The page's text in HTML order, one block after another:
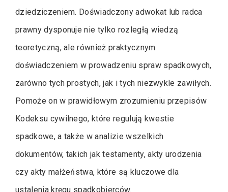
dziedziczeniem. Doświadczony adwokat lub radca
prawny dysponuje nie tylko rozległą wiedzą
teoretyczną, ale również praktycznym
doświadczeniem w prowadzeniu spraw spadkowych,
zarówno tych prostych, jak i tych niezwykle zawiłych.
Pomoże on w prawidłowym zrozumieniu przepisów
Kodeksu cywilnego, które regulują kwestie
spadkowe, a także w analizie wszelkich
dokumentów, takich jak testamenty, akty urodzenia
czy akty małżeństwa, które są kluczowe dla
ustalenia kręgu spadkobierców.